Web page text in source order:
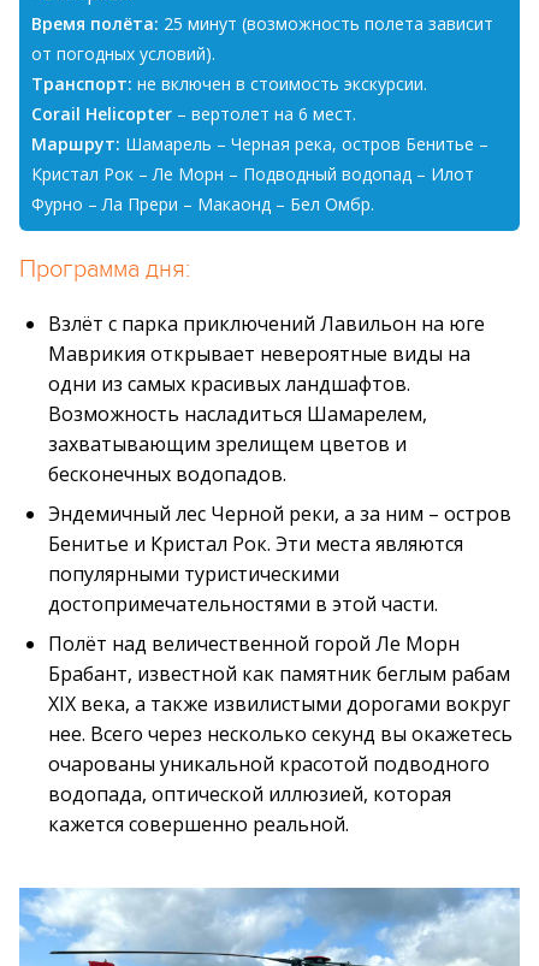
Время полёта: 25 минут (возможность полета зависит
от погодных условий).
Транспорт: не включен в стоимость экскурсии.
Corail Helicopter – вертолет на 6 мест.
Маршрут: Шамарель – Черная река, остров Бенитье –
Кристал Рок – Ле Морн – Подводный водопад – Илот
Фурно – Ла Прери – Макаонд – Бел Омбр.
Программа дня:
Взлёт с парка приключений Лавильон на юге
Маврикия открывает невероятные виды на
одни из самых красивых ландшафтов.
Возможность насладиться Шамарелем,
захватывающим зрелищем цветов и
бесконечных водопадов.
Эндемичный лес Черной реки, а за ним – остров
Бенитье и Кристал Рок. Эти места являются
популярными туристическими
достопримечательностями в этой части.
Полёт над величественной горой Ле Морн
Брабант, известной как памятник беглым рабам
XIX века, а также извилистыми дорогами вокруг
нее. Всего через несколько секунд вы окажетесь
очарованы уникальной красотой подводного
водопада, оптической иллюзией, которая
кажется совершенно реальной.